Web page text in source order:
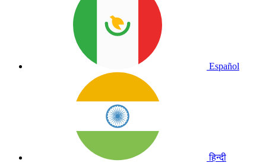
Español
हिन्दी